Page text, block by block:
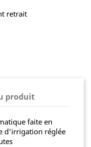
retrait
produit
faite en
d'irrigation réglée